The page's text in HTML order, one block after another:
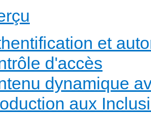
et
d'accès
dynamique
aux